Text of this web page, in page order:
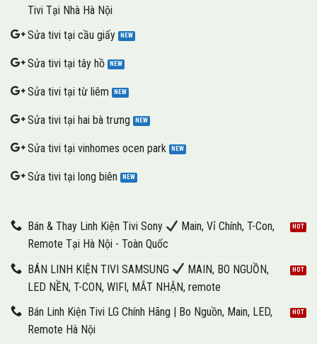
Tivi Tại Nhà Hà Nội
Sửa tivi tại cầu giấy
Sửa tivi tại tây hồ
Sửa tivi tại từ liêm
Sửa tivi tại hai bà trưng
Sửa tivi tại vinhomes ocen park
Sửa tivi tại long biên
Bán & Thay Linh Kiện Tivi Sony
Main, Vỉ Chính, T-Con,
Remote Tại Hà Nội - Toàn Quốc
BÁN LINH KIỆN TIVI SAMSUNG
MAIN, BO NGUỒN,
LED NỀN, T-CON, WIFI, MẮT NHẬN, remote
Bán Linh Kiện Tivi LG Chính Hãng | Bo Nguồn, Main, LED,
Remote Hà Nội